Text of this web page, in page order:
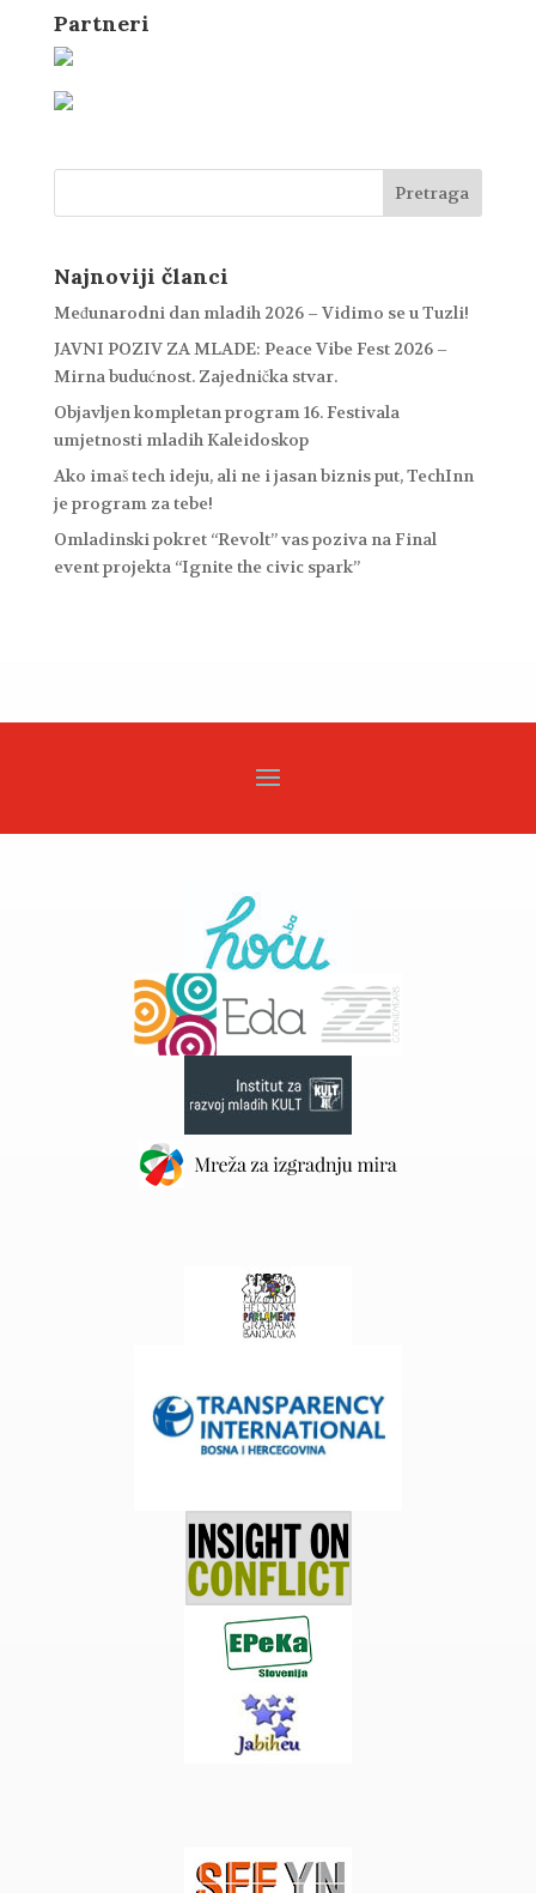
Partneri
Najnoviji članci
Međunarodni dan mladih 2026 – Vidimo se u Tuzli!
JAVNI POZIV ZA MLADE: Peace Vibe Fest 2026 –
Mirna budućnost. Zajednička stvar.
Objavljen kompletan program 16. Festivala
umjetnosti mladih Kaleidoskop
Ako imaš tech ideju, ali ne i jasan biznis put, TechInn
je program za tebe!
Omladinski pokret “Revolt” vas poziva na Final
event projekta “Ignite the civic spark”